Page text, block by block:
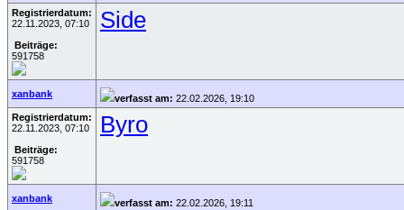
Registrierdatum:
22.11.2023, 07:10
Beiträge:
591758
Side
xanbank verfasst am: 22.02.2026, 19:10
Registrierdatum:
22.11.2023, 07:10
Beiträge:
591758
Byro
xanbank verfasst am: 22.02.2026, 19:11